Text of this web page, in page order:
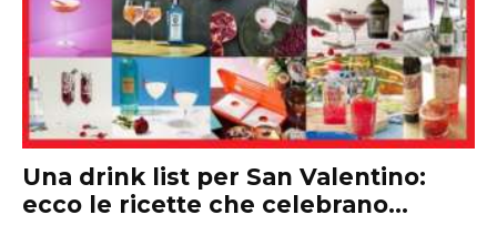
Una drink list per San Valentino:
ecco le ricette che celebrano...